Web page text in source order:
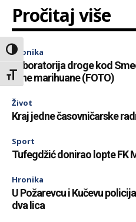
Toggle High Contrast
Toggle Font size
Pročitaj više
Hronika
Laboratorija droge kod
tone marihuane (FOTO)
Život
Kraj jedne časovničarske
Sport
Tufegdžić donirao lopte FK
Hronika
U Požarevcu i Kučevu
dva lica